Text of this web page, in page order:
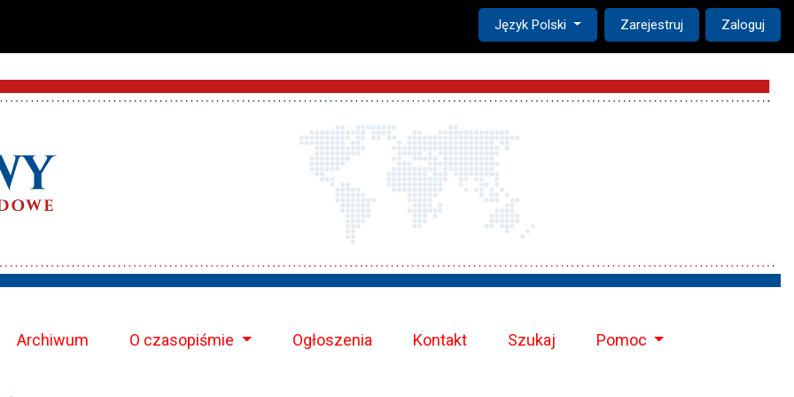
Change the language. The current language is:
Język Polski Zarejestruj Zaloguj
Archiwum O czasopiśmie Ogłoszenia Kontakt Szukaj Pomoc